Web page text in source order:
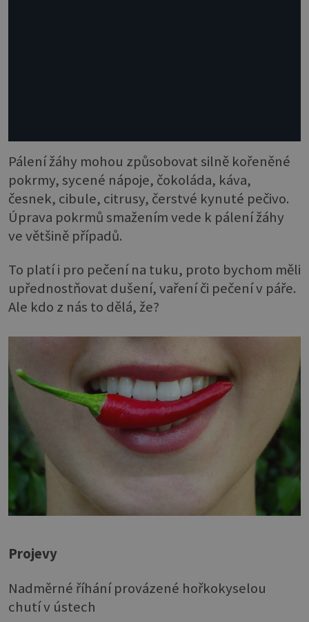
Pálení žáhy mohou způsobovat silně kořeněné
pokrmy, sycené nápoje, čokoláda, káva,
česnek, cibule, citrusy, čerstvé kynuté pečivo.
Úprava pokrmů smažením vede k pálení žáhy
ve většině případů.
To platí i pro pečení na tuku, proto bychom měli
upřednostňovat dušení, vaření či pečení v páře.
Ale kdo z nás to dělá, že?
Projevy
Nadměrné říhání provázené hořkokyselou
chutí v ústech